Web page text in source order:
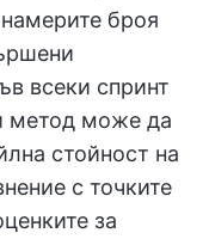
броя
всеки спринт
метод може да
стойност на
с точките
за